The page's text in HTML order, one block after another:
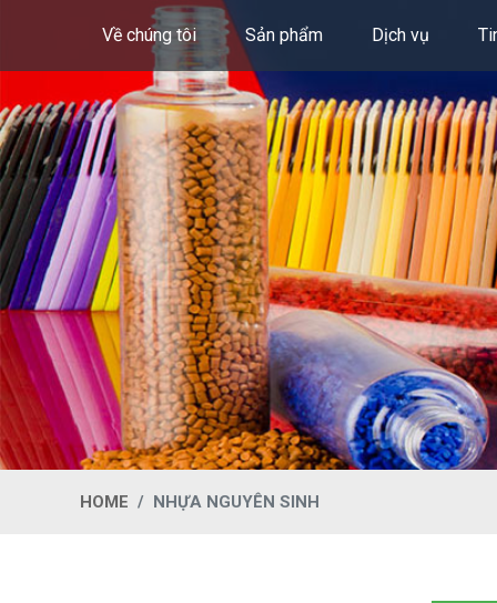
Về chúng tôi Sản phẩm Dịch vụ
HOME NHỰA NGUYÊN SINH